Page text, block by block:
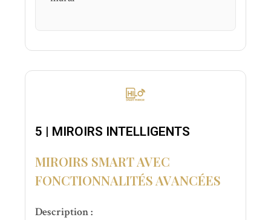
5 | MIROIRS INTELLIGENTS
MIROIRS SMART AVEC
FONCTIONNALITÉS AVANCÉES
Description :